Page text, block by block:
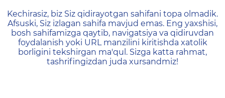
404 — Страница не
Kechirasiz, biz Siz qidirayotgan sahifani topa olmadik.
Afsuski, Siz izlagan sahifa mavjud emas. Eng yaxshisi,
bosh sahifamizga qaytib, navigatsiya va qidiruvdan
foydalanish yoki URL manzilini kiritishda xatolik
borligini tekshirgan ma'qul. Sizga katta rahmat,
tashrifingizdan juda xursandmiz!